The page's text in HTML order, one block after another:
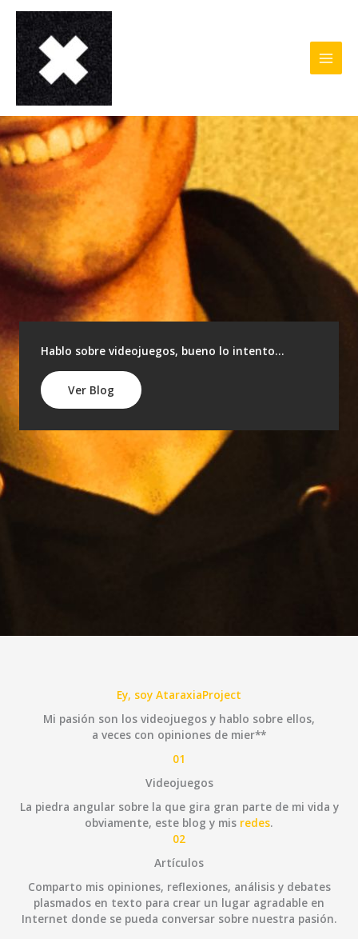
contenido
Hablo sobre videojuegos, bueno lo intento…
Ver Blog
Ey, soy AtaraxiaProject
Mi pasión son los videojuegos y hablo sobre ellos,
a veces con opiniones de mier**
01
Videojuegos
La piedra angular sobre la que gira gran parte de mi vida y
obviamente, este blog y mis redes.
02
Artículos
Comparto mis opiniones, reflexiones, análisis y debates
plasmados en texto para crear un lugar agradable en
Internet donde se pueda conversar sobre nuestra pasión.